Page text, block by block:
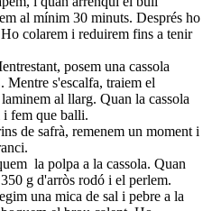
al mínim 30 minuts. Després ho
colarem i reduirem fins a tenir
posem una cassola
s'escalfa, traiem el
al llarg. Quan la cassola
i fem que balli.
de safrà, remenem un moment i
la polpa a la cassola. Quan
g d'arròs rodó i el perlem.
una mica de sal i pebre a la